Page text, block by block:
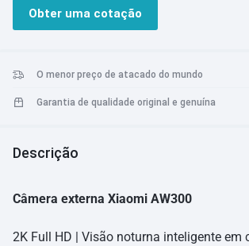
Intercomunicador de voz em tempo real
conversando cara a cara
Interação inteligente com outros
estável em condições de vento, chuva e calor
paralisação e ao atraso
nuvem para gravações de eventos
Instruções de compra e instalação
Obter uma cotação
O menor preço de atacado do mundo
Garantia de qualidade original e genuína
Descrição
Câmera externa Xiaomi AW300
2K Full HD | Visão noturna inteligente em